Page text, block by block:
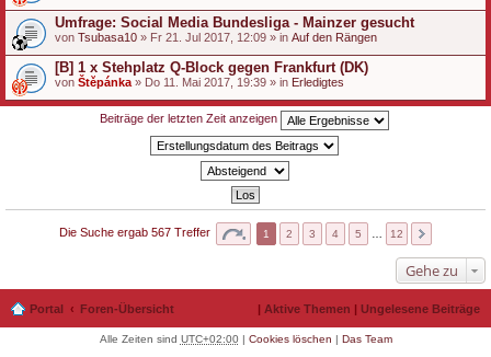
Umfrage: Social Media Bundesliga - Mainzer gesucht
von Tsubasa10 » Fr 21. Jul 2017, 12:09 » in Auf den Rängen
[B] 1 x Stehplatz Q-Block gegen Frankfurt (DK)
von Štěpánka » Do 11. Mai 2017, 19:39 » in Erledigtes
Beiträge der letzten Zeit anzeigen
Die Suche ergab 567 Treffer 1 2 3 4 5 12
Gehe zu
Portal Foren-Übersicht | Aktive Themen | Ungelesene Beiträge
Alle Zeiten sind UTC+02:00| Cookies löschen | Das Team